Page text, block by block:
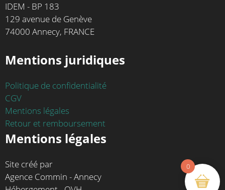
IDEM - BP 183
129 avenue de Genève
74000 Annecy, FRANCE
Mentions juridiques
Politique de confidentialité
CGV
Mentions légales
Retour et remboursement
Mentions légales
Site créé par
Agence Commin - Annecy
0